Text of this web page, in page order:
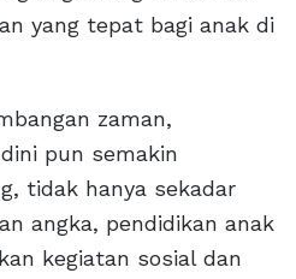
yang tepat bagi anak di
zaman,
pun semakin
tidak hanya sekadar
angka, pendidikan anak
kegiatan sosial dan